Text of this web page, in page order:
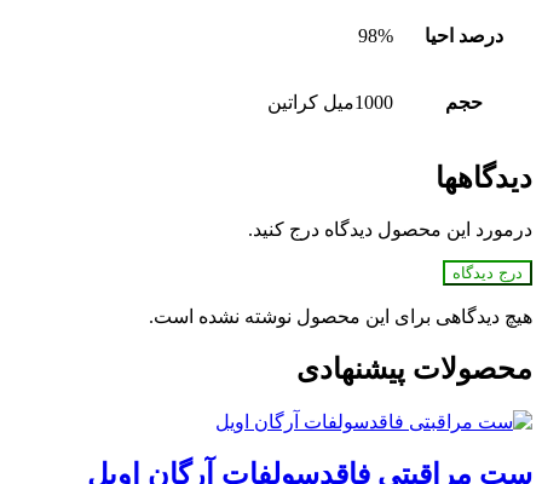
درصد احیا 98%
حجم 1000میل کراتین
دیدگاهها
درمورد این محصول دیدگاه درج کنید.
درج دیدگاه
هیچ دیدگاهی برای این محصول نوشته نشده است.
محصولات پیشنهادی
ست مراقبتی فاقدسولفات آرگان اویل